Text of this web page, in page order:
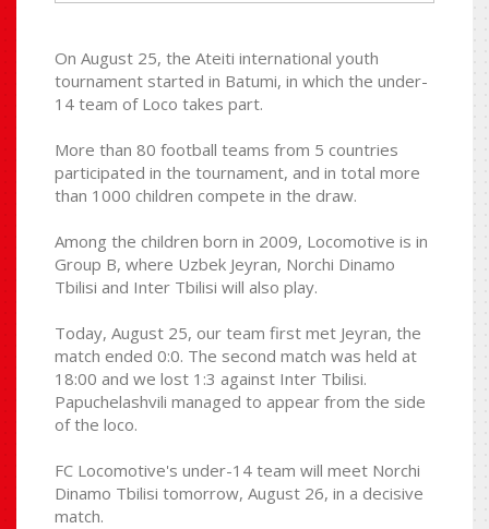
On August 25, the Ateiti international youth
tournament started in Batumi, in which the under-
14 team of Loco takes part.
More than 80 football teams from 5 countries
participated in the tournament, and in total more
than 1000 children compete in the draw.
Among the children born in 2009, Locomotive is in
Group B, where Uzbek Jeyran, Norchi Dinamo
Tbilisi and Inter Tbilisi will also play.
Today, August 25, our team first met Jeyran, the
match ended 0:0. The second match was held at
18:00 and we lost 1:3 against Inter Tbilisi.
Papuchelashvili managed to appear from the side
of the loco.
FC Locomotive's under-14 team will meet Norchi
Dinamo Tbilisi tomorrow, August 26, in a decisive
match.